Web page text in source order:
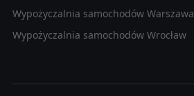
Wypożyczalnia samochodów Warszawa
Wypożyczalnia samochodów Wrocław